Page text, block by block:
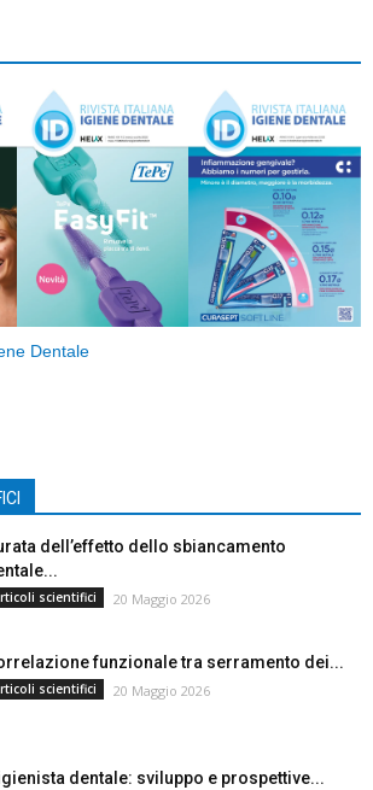
Dentale
dell’effetto dello sbiancamento
scientifici 20 Maggio 2026
funzionale tra serramento dei...
scientifici 20 Maggio 2026
dentale: sviluppo e prospettive...